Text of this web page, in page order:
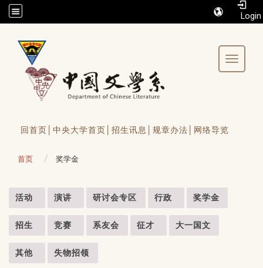
/accesskey"" title="Toolbar">:::
Toggle
回首页│ 中央大学首页│ 招生讯息│ 规章办法│ 网络导览
首页 奖学金
活动 演讲 研讨会专区 行政 奖学金
招生 竞赛 系友会 征才 大一国文
其他 失物招领